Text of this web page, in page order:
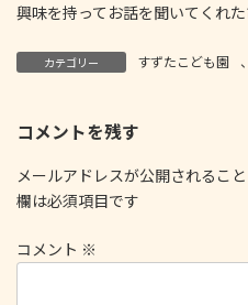
興味を持ってお話を聞いてくれ
カテゴリー すずたこども園 、
コメントを残す
メールアドレスが公開されること
欄は必須項目です
コメント ※